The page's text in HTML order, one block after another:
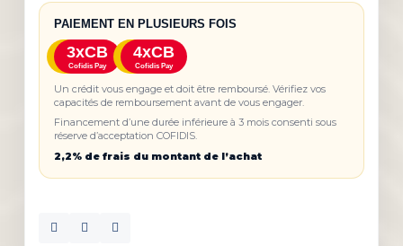
PAIEMENT EN PLUSIEURS FOIS
3xCB
Cofidis Pay
4xCB
Cofidis Pay
Un crédit vous engage et doit être remboursé. Vérifiez vos
capacités de remboursement avant de vous engager.
Financement d’une durée inférieure à 3 mois consenti sous
réserve d’acceptation COFIDIS.
2,2% de frais du montant de l’achat